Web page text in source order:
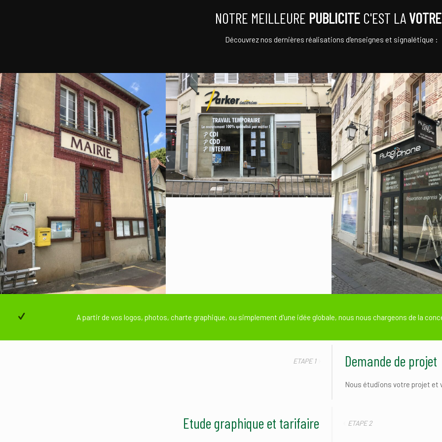
NOTRE MEILLEURE PUBLICITEC'EST LA
Découvrez nos dernières réalisations d'enseignes et signalétique :
A partir de vos logos, photos, charte graphique, ou simplement d'une idée globale, nous nous chargeons de la
ETAPE 1 Demande de projet
Nous étudions votre projet et
ETAPE 2
Etude graphique et tarifaire